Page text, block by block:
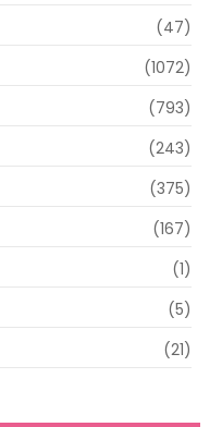
(47)
(1072)
(793)
(243)
(375)
(167)
(1)
(5)
(21)